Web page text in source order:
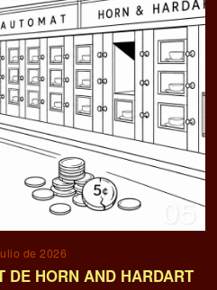
05
de 2026
DE HORN AND HARDART